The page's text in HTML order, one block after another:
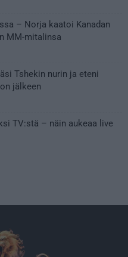
– Norja kaatoi Kanadan
MM-mitalinsa
Tshekin nurin ja eteni
jälkeen
TV:stä – näin aukeaa live